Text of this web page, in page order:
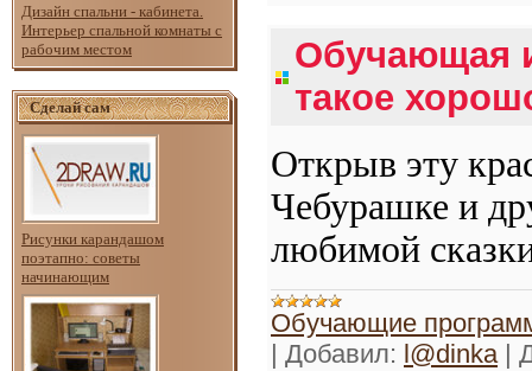
Дизайн спальни - кабинета.
Интерьер спальной комнаты с
рабочим местом
Сделай сам
Рисунки карандашом
поэтапно: советы
начинающим
Обучающая
такое
Открыв эту
Чебурашке и
любимой
Обучающие
Добавил: l@dinka|